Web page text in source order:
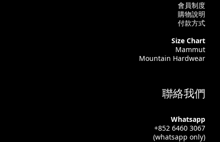
會員制度
購物說明
付款方式
Size Chart
Mammut
Mountain Hardwear
聯絡我們
Whatsapp
+852 6460 3067
(whatsapp only)